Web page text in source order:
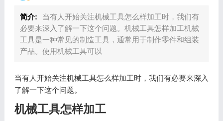
简介:
当有人开始关注机械工具怎么样加工时，我们有
必要来深入了解一下这个问题。机械工具怎样加工机械
工具是一种常见的制造工具，通常用于制作零件和组装
产品。使用机械工具可以
当有人开始关注机械工具怎么样加工时，我们有必要来深入
了解一下这个问题。
机械工具怎样加工